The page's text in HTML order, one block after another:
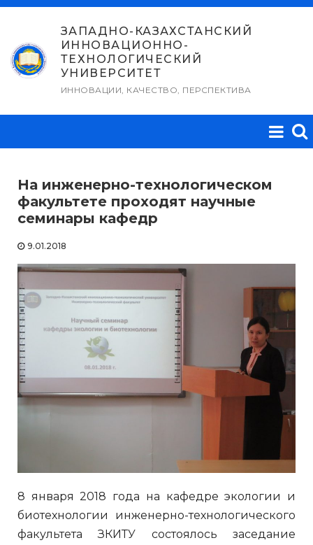
Перейти
содержимому
ЗАПАДНО-КАЗАХСТАНСКИЙ
ИННОВАЦИОННО-
ТЕХНОЛОГИЧЕСКИЙ
УНИВЕРСИТЕТ
ИННОВАЦИИ, КАЧЕСТВО, ПЕРСПЕКТИВА
На инженерно-технологическом
факультете проходят научные
семинары кафедр
9.01.2018
8 января 2018 года на кафедре экологии и
биотехнологии инженерно-технологического
факультета ЗКИТУ состоялось заседание